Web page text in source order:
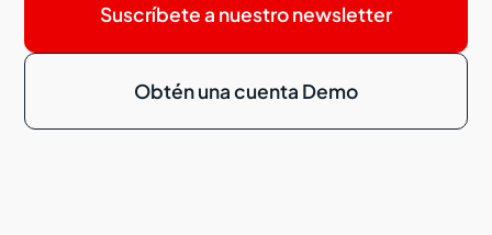
Suscríbete a nuestro newsletter
Obtén una cuenta Demo